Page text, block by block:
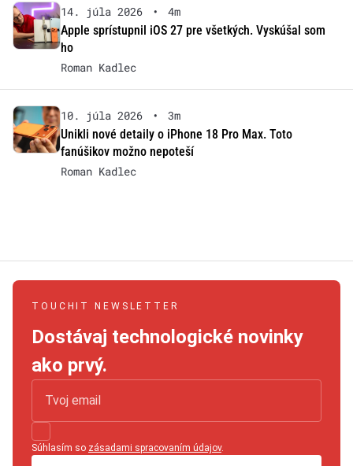
14. júla 2026 •
4m
Apple sprístupnil iOS 27 pre všetkých. Vyskúšal som
ho
Roman Kadlec
10. júla 2026 •
3m
Unikli nové detaily o iPhone 18 Pro Max. Toto
fanúšikov možno nepoteší
Roman Kadlec
TOUCHIT NEWSLETTER
Dostávaj technologické novinky
ako prvý.
Súhlasím so zásadami spracovaním údajov.